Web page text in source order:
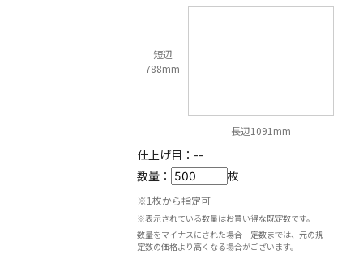
短辺
788mm
長辺1091mm
仕上げ目： --
数量：
枚
※1枚から指定可
※表示されている数量はお買い得な既定数です。
数量をマイナスにされた場合一定数までは、元の規
定数の価格より高くなる場合がございます。